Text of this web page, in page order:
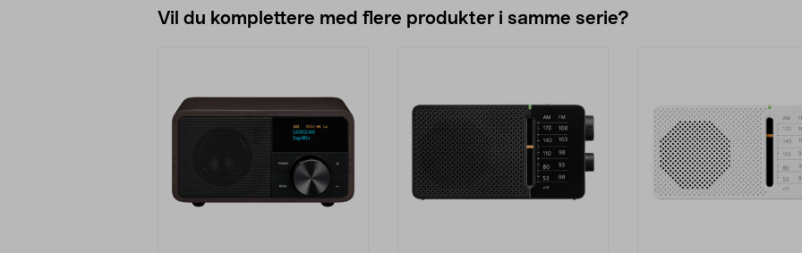
Vil du komplettere med flere produkter i samme serie?